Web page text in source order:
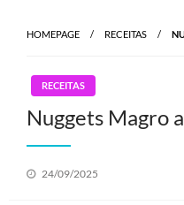
HOMEPAGE RECEITAS
RECEITAS
Nuggets Magro
Posted
24/09/2025